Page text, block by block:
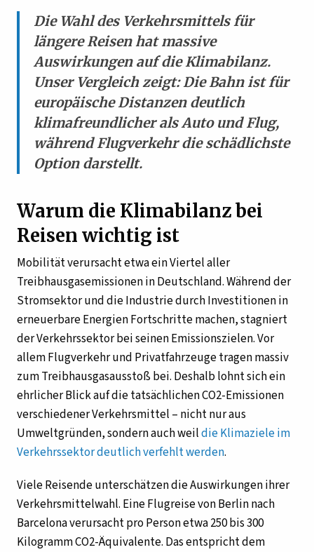
Die Wahl des Verkehrsmittels für
längere Reisen hat massive
Auswirkungen auf die Klimabilanz.
Unser Vergleich zeigt: Die Bahn ist für
europäische Distanzen deutlich
klimafreundlicher als Auto und Flug,
während Flugverkehr die schädlichste
Option darstellt.
Warum die Klimabilanz bei
Reisen wichtig ist
Mobilität verursacht etwa ein Viertel aller
Treibhausgasemissionen in Deutschland. Während der
Stromsektor und die Industrie durch Investitionen in
erneuerbare Energien Fortschritte machen, stagniert
der Verkehrssektor bei seinen Emissionszielen. Vor
allem Flugverkehr und Privatfahrzeuge tragen massiv
zum Treibhausgasausstoß bei. Deshalb lohnt sich ein
ehrlicher Blick auf die tatsächlichen CO2-Emissionen
verschiedener Verkehrsmittel – nicht nur aus
Umweltgründen, sondern auch weildie Klimaziele im
Verkehrssektor deutlich verfehlt werden.
Viele Reisende unterschätzen die Auswirkungen ihrer
Verkehrsmittelwahl. Eine Flugreise von Berlin nach
Barcelona verursacht pro Person etwa 250 bis 300
Kilogramm CO2-Äquivalente. Das entspricht dem